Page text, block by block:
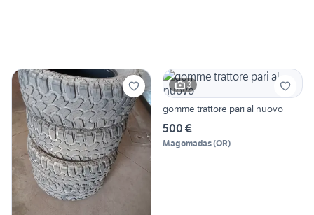
3
gomme trattore pari al nuovo
500 €
Magomadas(OR)